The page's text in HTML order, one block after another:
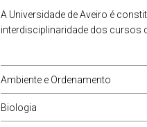
A Universidade de Aveiro é
interdisciplinaridade dos cursos
Ambiente e Ordenamento
Biologia